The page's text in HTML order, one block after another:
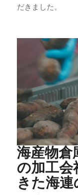
だきました。
海産物倉
の加工会
きた海連